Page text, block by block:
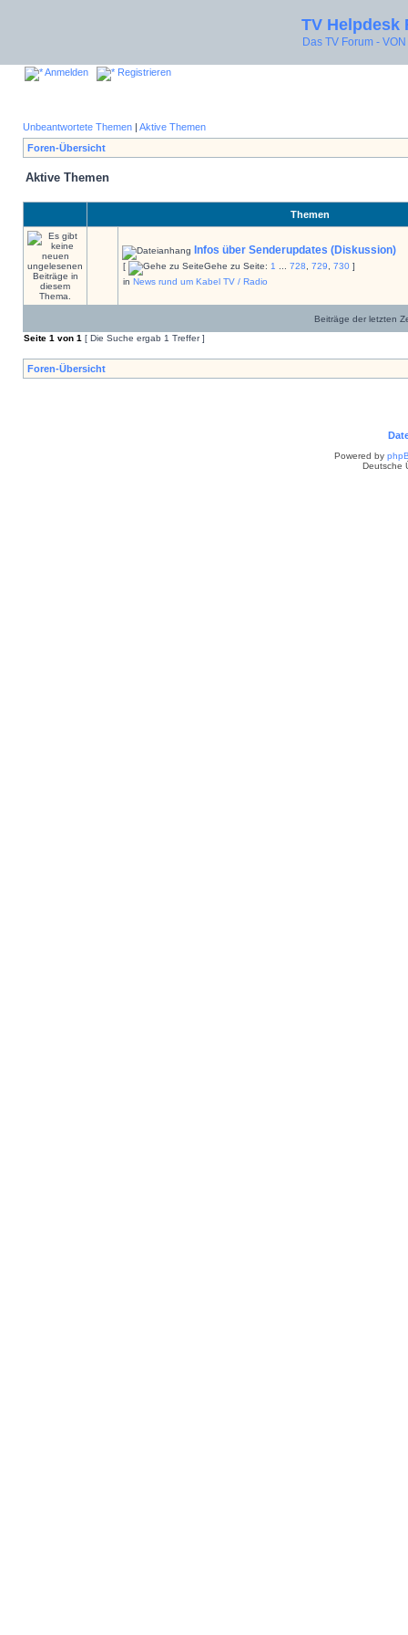
TV Helpdesk
Das TV Forum -
Anmelden Registrieren
Unbeantwortete Themen | Aktive Themen
Foren-Übersicht
Aktive Themen
Themen
Infos über Senderupdates (Diskussion)
[ Gehe zu Seite: 1 728 729 730 ]
in News rund um Kabel TV / Radio
Beiträge der letzten
Seite 1 von 1 [ Die Suche ergab 1 Treffer ]
Foren-Übersicht
Powered by
Deutsche